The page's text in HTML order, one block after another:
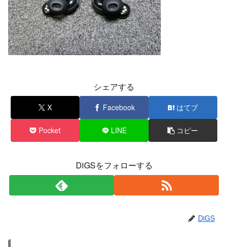
シェアする
X Facebook はてブ
Pocket LINE コピー
DiGSをフォローする
DiGS